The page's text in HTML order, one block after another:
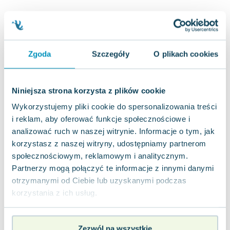
Zgoda Szczegóły O plikach cookies
Niniejsza strona korzysta z plików cookie
Wykorzystujemy pliki cookie do spersonalizowania treści
i reklam, aby oferować funkcje społecznościowe i
analizować ruch w naszej witrynie. Informacje o tym, jak
korzystasz z naszej witryny, udostępniamy partnerom
społecznościowym, reklamowym i analitycznym.
Partnerzy mogą połączyć te informacje z innymi danymi
otrzymanymi od Ciebie lub uzyskanymi podczas
korzystania z ich usług.
Zezwól na wszystkie
Jan Sztaudynger
Małgorzata Ohme
Leszek Czarnecki
Maria Seweryn
Janina Zającówna
Eric Helms
Anna Prus (oprac.)
Nela Mała Reporterka
Agnieszka Maciąg
Barbara Wrzesińska
Terry Pratchett